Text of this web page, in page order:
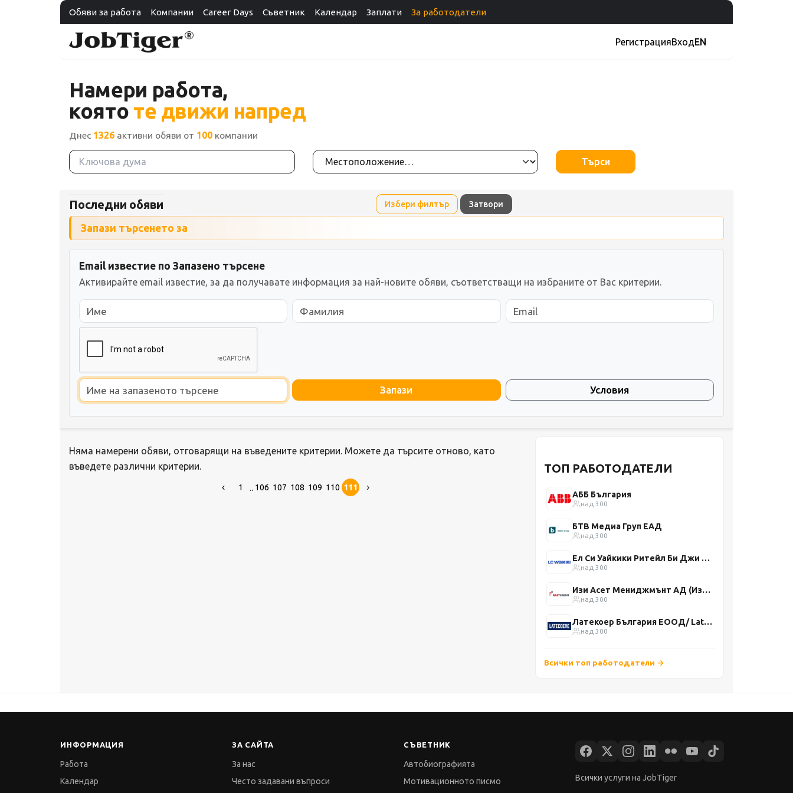
Обяви за работа Компании Career Days Съветник Календар Заплати За работодатели
РегистрацияВходEN
Намери работа,
която те движи напред
Днес 1326 активни обяви от 100 компании
Търси
Последни обяви Избери филтър Затвори
Запази търсенето за
Email известие по Запазено търсене
Активирайте email известие, за да получавате информация за най-новите обяви, съответстващи на избраните от Вас критерии.
Запази Условия
Няма намерени обяви, отговарящи на въведените критерии. Можете да търсите отново, като
въведете различни критерии.
1 .. 106 107 108 109 110 111
ТОП РАБОТОДАТЕЛИ
АББ България
над 300
БТВ Медиа Груп ЕАД
над 300
Ел Си Уайкики Ритейл Би Джи ЕООД
над 300
Изи Асет Мениджмънт АД (Изи Кредит)
над 300
Латекоер България ЕООД/ Latecoere Bulgaria Ltd.
над 300
Всички топ работодатели →
ИНФОРМАЦИЯ
Работа
Календар
ЗА САЙТА
За нас
Често задавани въпроси
СЪВЕТНИК
Автобиографията
Мотивационното писмо
Всички услуги на JobTiger